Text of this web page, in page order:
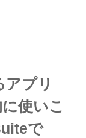
プリ
使いこ
で